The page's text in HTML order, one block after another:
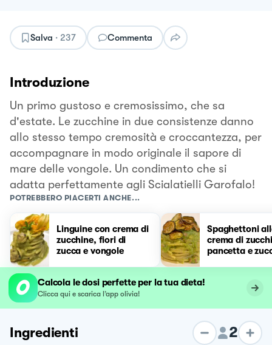
Salva · 237 Commenta
Introduzione
Un primo gustoso e cremosissimo, che sa
d'estate. Le zucchine in due consistenze danno
allo stesso tempo cremosità e croccantezza, per
accompagnare in modo originale il sapore di
mare delle vongole. Un condimento che si
adatta perfettamente agli Scialatielli Garofalo!
POTREBBERO PIACERTI ANCHE...
Linguine con crema di
zucchine, fiori di
zucca e vongole
Spaghettoni
crema di
pancetta e
Calcola le dosi perfette per la tua dieta!
Clicca qui e scarica l’app olivia!
Ingredienti 2